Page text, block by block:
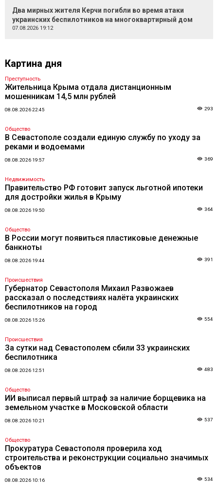
Два мирных жителя Керчи погибли во время атаки
украинских беспилотников на многоквартирный дом
07.08.2026 19:12
Картина дня
Преступность
Жительница Крыма отдала дистанционным
мошенникам 14,5 млн рублей
08.08.2026 22:45 293
Общество
В Севастополе создали единую службу по уходу за
реками и водоемами
08.08.2026 19:57 369
Недвижимость
Правительство РФ готовит запуск льготной ипотеки
для достройки жилья в Крыму
08.08.2026 19:50 364
Общество
В России могут появиться пластиковые денежные
банкноты
08.08.2026 19:44 391
Происшествия
Губернатор Севастополя Михаил Развожаев
рассказал о последствиях налёта украинских
беспилотников на город
08.08.2026 15:26 554
Происшествия
За сутки над Севастополем сбили 33 украинских
беспилотника
08.08.2026 12:51 483
Общество
ИИ выписал первый штраф за наличие борщевика на
земельном участке в Московской области
08.08.2026 10:21 537
Общество
Прокуратура Севастополя проверила ход
строительства и реконструкции социально значимых
объектов
08.08.2026 10:16 534